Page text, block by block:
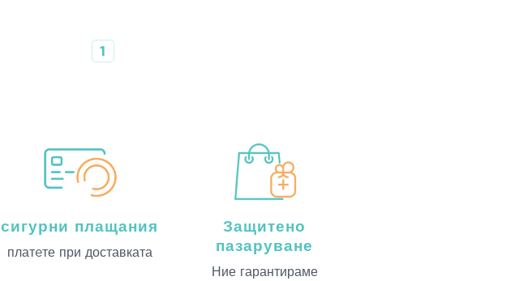
1
сигурни плащания
платeте при доставката
Защитено
пазаруване
Ние гарантираме